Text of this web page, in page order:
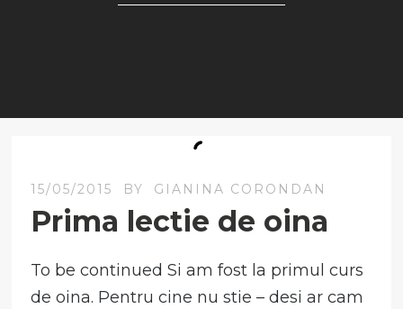
15/05/2015 BY GIANINA CORONDAN
Prima lectie de oina
To be continued Si am fost la primul curs
de oina. Pentru cine nu stie – desi ar cam